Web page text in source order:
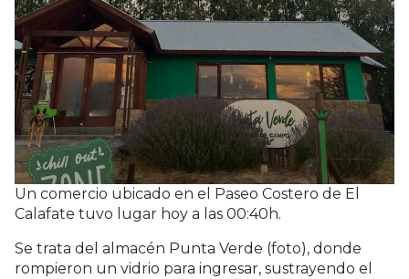
Un comercio ubicado en el Paseo Costero de El
Calafate tuvo lugar hoy a las 00:40h.
Se trata del almacén Punta Verde (foto), donde
rompieron un vidrio para ingresar, sustrayendo el